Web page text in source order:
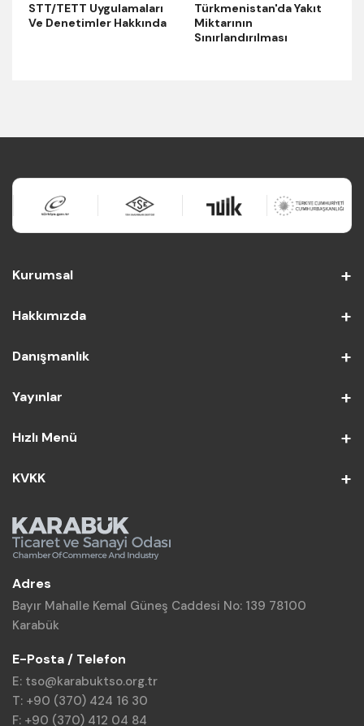
STT/TETT Uygulamaları
Ve Denetimler Hakkında
Türkmenistan'da Yakıt
Miktarının
Sınırlandırılması
Kurumsal
Hakkımızda
Danışmanlık
Yayınlar
Hızlı Menü
KVKK
Adres
Bayır Mahalle Kemal Güneş Caddesi No: 139 78100
Karabük
E-Posta / Telefon
E: tso@karabuktso.org.tr
T: +90 (370) 424 16 30
F: +90 (370) 412 04 84